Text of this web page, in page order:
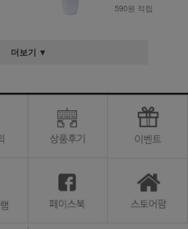
590원 적립
더보기 ▼